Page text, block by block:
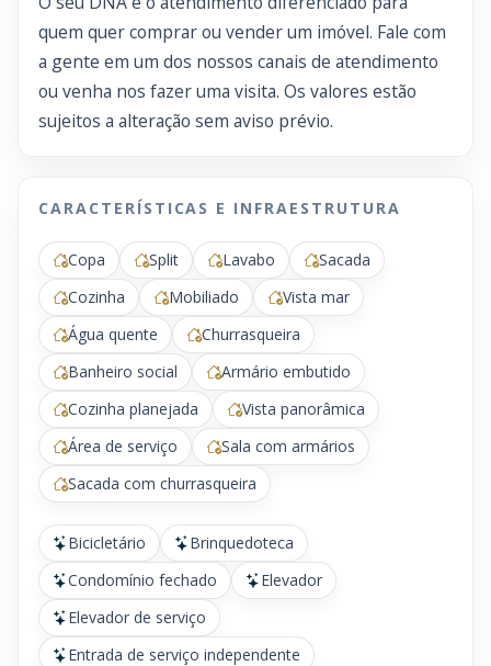
quem quer comprar ou vender um imóvel. Fale com
a gente em um dos nossos canais de atendimento
ou venha nos fazer uma visita. Os valores estão
sujeitos a alteração sem aviso prévio.
CARACTERÍSTICAS E INFRAESTRUTURA
Copa Split Lavabo
Sacada
Cozinha
Mobiliado
Vista mar
Água quente
Churrasqueira
Banheiro social
Armário embutido
Cozinha planejada
Vista panorâmica
Área de serviço
Sala com armários
Sacada com churrasqueira
Bicicletário
Brinquedoteca
Condomínio fechado
Elevador
Elevador de serviço
Entrada de serviço independente